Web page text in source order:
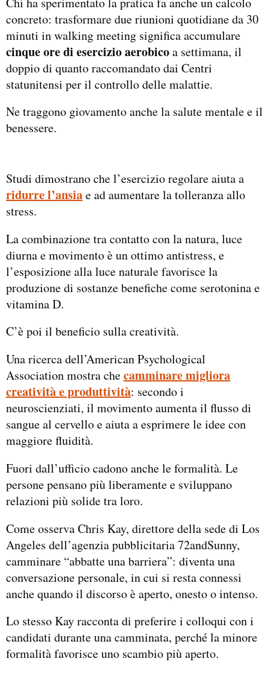
concreto: trasformare due riunioni quotidiane da 30
minuti in walking meeting significa accumulare
cinque ore di esercizio aerobicoa settimana, il
doppio di quanto raccomandato dai Centri
statunitensi per il controllo delle malattie.
Ne traggono giovamento anche la salute mentale e il
benessere.
Studi dimostrano che l’esercizio regolare aiuta a
ridurre l’ansiae ad aumentare la tolleranza allo
stress.
La combinazione tra contatto con la natura, luce
diurna e movimento è un ottimo antistress, e
l’esposizione alla luce naturale favorisce la
produzione di sostanze benefiche come serotonina e
vitamina D.
C’è poi il beneficio sulla creatività.
Una ricerca dell’American Psychological
Association mostra checamminare migliora
creatività e produttività: secondo i
neuroscienziati, il movimento aumenta il flusso di
sangue al cervello e aiuta a esprimere le idee con
maggiore fluidità.
Fuori dall’ufficio cadono anche le formalità. Le
persone pensano più liberamente e sviluppano
relazioni più solide tra loro.
Come osserva Chris Kay, direttore della sede di Los
Angeles dell’agenzia pubblicitaria 72andSunny,
camminare “abbatte una barriera”: diventa una
conversazione personale, in cui si resta connessi
anche quando il discorso è aperto, onesto o intenso.
Lo stesso Kay racconta di preferire i colloqui con i
candidati durante una camminata, perché la minore
formalità favorisce uno scambio più aperto.